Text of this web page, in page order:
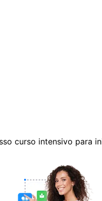
curso intensivo para